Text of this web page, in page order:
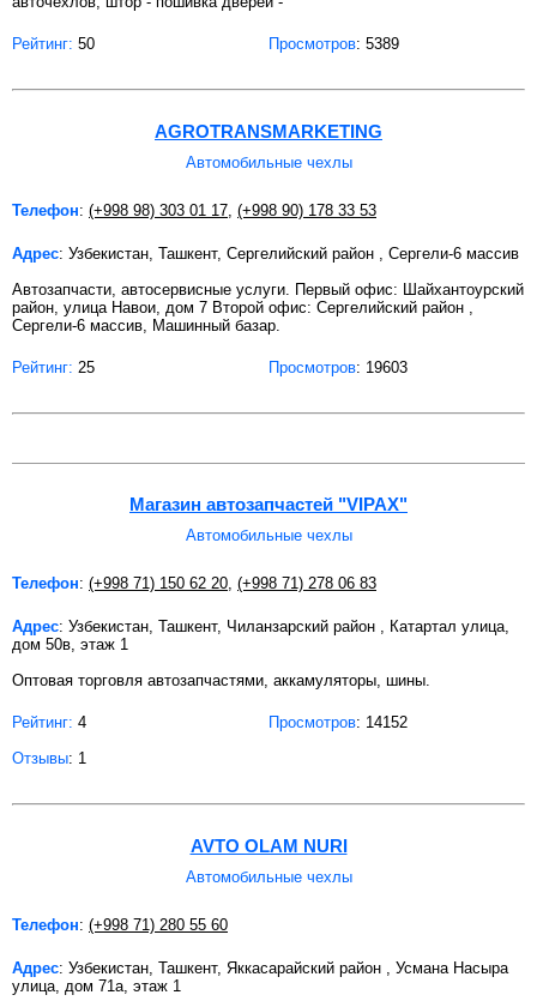
Рейтинг: 50 Просмотров: 5389
AGROTRANSMARKETING
Автомобильные чехлы
Телефон: (+998 98) 303 01 17 (+998 90) 178 33 53
Адрес: Узбекистан, Ташкент, Сергелийский район , Сергели-6 массив
Автозапчасти, автосервисные услуги. Первый офис: Шайхантоурский
район, улица Навои, дом 7 Второй офис: Сергелийский район ,
Сергели-6 массив, Машинный базар.
Рейтинг: 25 Просмотров: 19603
Магазин автозапчастей "VIPAX"
Автомобильные чехлы
Телефон: (+998 71) 150 62 20 (+998 71) 278 06 83
Адрес: Узбекистан, Ташкент, Чиланзарский район , Катартал улица,
дом 50в, этаж 1
Оптовая торговля автозапчастями, аккамуляторы, шины.
Рейтинг: 4 Просмотров: 14152
Отзывы: 1
AVTO OLAM NURI
Автомобильные чехлы
Телефон: (+998 71) 280 55 60
Адрес: Узбекистан, Ташкент, Яккасарайский район , Усмана Насыра
улица, дом 71а, этаж 1